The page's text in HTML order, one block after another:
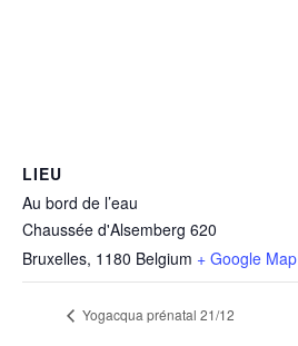
LIEU
Au bord de l’eau
Chaussée d'Alsemberg 620
Bruxelles, 1180 Belgium + Google Map
Yogacqua prénatal 21/12